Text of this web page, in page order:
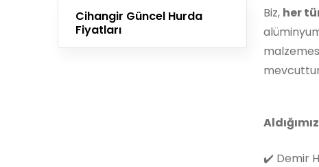
Cihangir Güncel Hurda
Fiyatları
Biz, her
✔️ Demir